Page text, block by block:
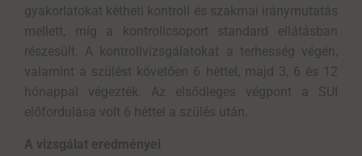
gyakorlatokat kétheti kontroll és szakmai iránymutatás
mellett, míg a kontrollcsoport standard ellátásban
részesült. A kontrollvizsgálatokat a terhesség végén,
valamint a szülést követően 6 héttel, majd 3, 6 és 12
hónappal végezték. Az elsődleges végpont a SUI
előfordulása volt 6 héttel a szülés után.
A vizsgálat eredményei